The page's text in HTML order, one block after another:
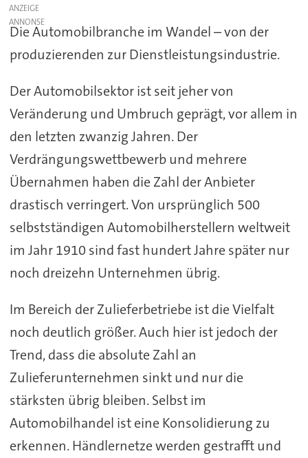
ANZEIGE
Die Automobilbranche im Wandel – von der
produzierenden zur Dienstleistungsindustrie.
Der Automobilsektor ist seit jeher von
Veränderung und Umbruch geprägt, vor allem in
den letzten zwanzig Jahren. Der
Verdrängungswettbewerb und mehrere
Übernahmen haben die Zahl der Anbieter
drastisch verringert. Von ursprünglich 500
selbstständigen Automobilherstellern weltweit
im Jahr 1910 sind fast hundert Jahre später nur
noch dreizehn Unternehmen übrig.
Im Bereich der Zulieferbetriebe ist die Vielfalt
noch deutlich größer. Auch hier ist jedoch der
Trend, dass die absolute Zahl an
Zulieferunternehmen sinkt und nur die
stärksten übrig bleiben. Selbst im
Automobilhandel ist eine Konsolidierung zu
erkennen. Händlernetze werden gestrafft und